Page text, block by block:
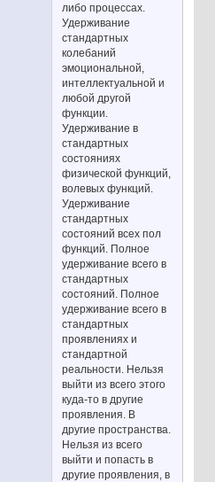
либо процессах.
Удерживание
стандартных
колебаний
эмоциональной,
интеллектуальной и
любой другой
функции.
Удерживание в
стандартных
состояниях
физической функций,
волевых функций.
Удерживание
стандартных
состояний всех пол
функций. Полное
удерживание всего в
стандартных
состояний. Полное
удерживание всего в
стандартных
проявлениях и
стандартной
реальности. Нельзя
выйти из всего этого
куда-то в другие
проявления. В
другие пространства.
Нельзя из всего
выйти и попасть в
другие проявления, в